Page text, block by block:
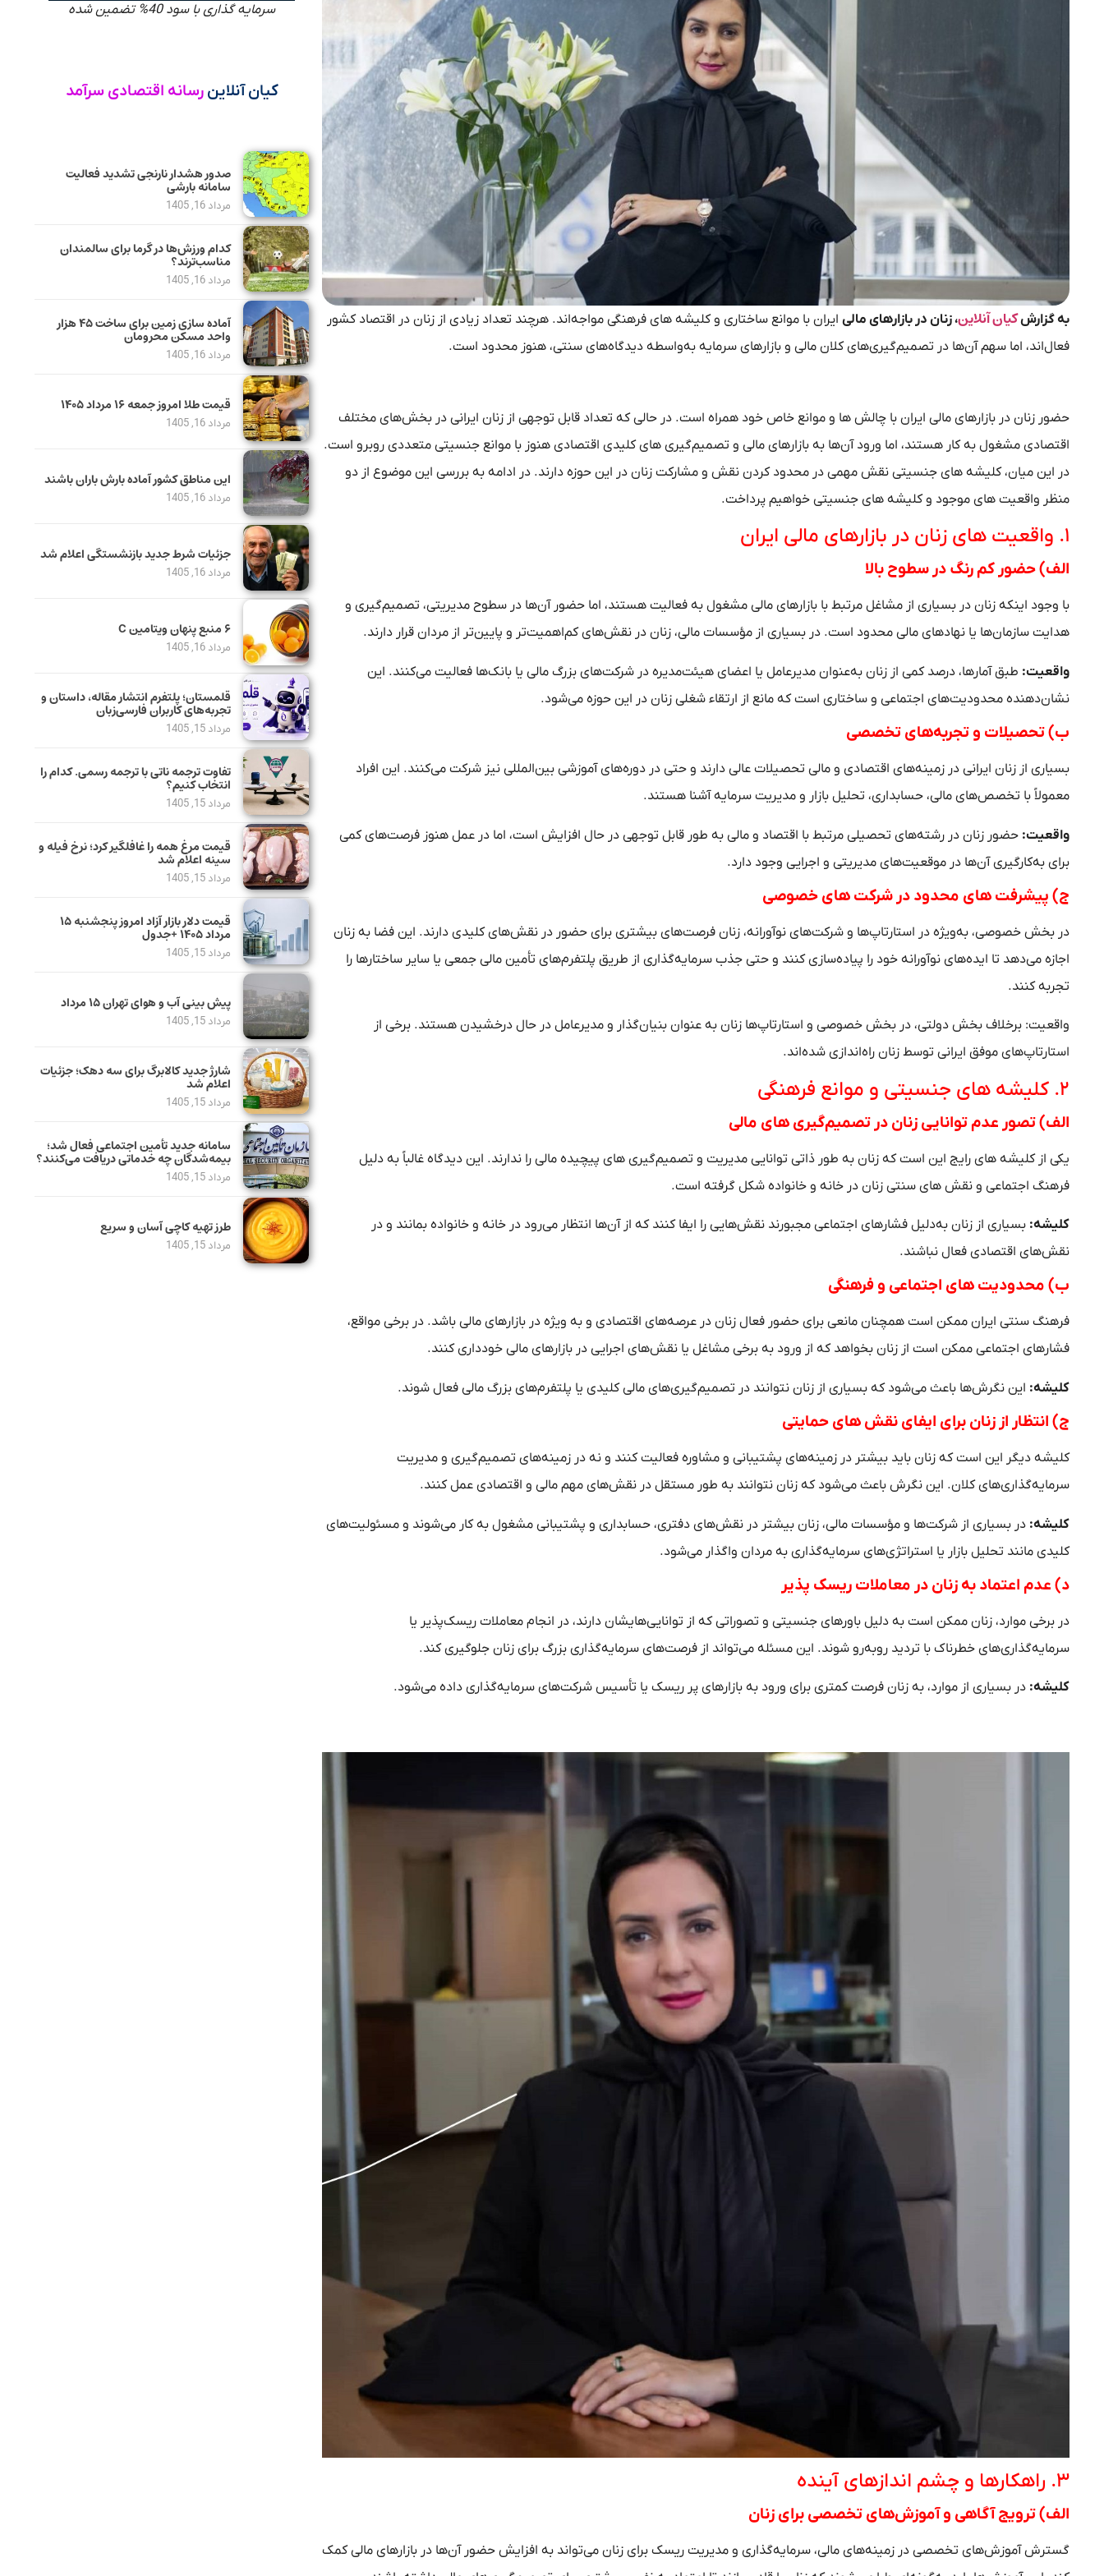
به گزارشکیان آنلاین، زنان در بازارهای مالی ایران با موانع ساختاری و کلیشه‌ های فرهنگی مواجه‌اند. هرچند تعداد زیادی از زنان در اقتصاد کشور
فعال‌اند، اما سهم آن‌ها در تصمیم‌گیری‌های کلان مالی و بازارهای سرمایه به‌واسطه دیدگاه‌های سنتی، هنوز محدود است.
حضور زنان در بازارهای مالی ایران با چالش‌ ها و موانع خاص خود همراه است. در حالی که تعداد قابل توجهی از زنان ایرانی در بخش‌های مختلف
اقتصادی مشغول به کار هستند، اما ورود آن‌ها به بازارهای مالی و تصمیم‌گیری‌ های کلیدی اقتصادی هنوز با موانع جنسیتی متعددی روبرو است.
در این میان، کلیشه‌ های جنسیتی نقش مهمی در محدود کردن نقش و مشارکت زنان در این حوزه دارند. در ادامه به بررسی این موضوع از دو
منظر واقعیت‌ های موجود و کلیشه‌ های جنسیتی خواهیم پرداخت.
۱. واقعیت‌ های زنان در بازارهای مالی ایران
الف) حضور کم‌ رنگ در سطوح بالا
با وجود اینکه زنان در بسیاری از مشاغل مرتبط با بازارهای مالی مشغول به فعالیت هستند، اما حضور آن‌ها در سطوح مدیریتی، تصمیم‌گیری و
هدایت سازمان‌ها یا نهادهای مالی محدود است. در بسیاری از مؤسسات مالی، زنان در نقش‌های کم‌اهمیت‌تر و پایین‌تر از مردان قرار دارند.
واقعیت: طبق آمارها، درصد کمی از زنان به‌عنوان مدیرعامل یا اعضای هیئت‌مدیره در شرکت‌های بزرگ مالی یا بانک‌ها فعالیت می‌کنند. این
نشان‌دهنده محدودیت‌های اجتماعی و ساختاری است که مانع از ارتقاء شغلی زنان در این حوزه می‌شود.
ب) تحصیلات و تجربه‌های تخصصی
بسیاری از زنان ایرانی در زمینه‌های اقتصادی و مالی تحصیلات عالی دارند و حتی در دوره‌های آموزشی بین‌المللی نیز شرکت می‌کنند. این افراد
معمولاً با تخصص‌های مالی، حسابداری، تحلیل بازار و مدیریت سرمایه آشنا هستند.
واقعیت: حضور زنان در رشته‌های تحصیلی مرتبط با اقتصاد و مالی به طور قابل توجهی در حال افزایش است، اما در عمل هنوز فرصت‌های کمی
برای به‌کارگیری آن‌ها در موقعیت‌های مدیریتی و اجرایی وجود دارد.
ج) پیشرفت‌ های محدود در شرکت‌ های خصوصی
در بخش خصوصی، به‌ویژه در استارتاپ‌ها و شرکت‌های نوآورانه، زنان فرصت‌های بیشتری برای حضور در نقش‌های کلیدی دارند. این فضا به زنان
اجازه می‌دهد تا ایده‌های نوآورانه خود را پیاده‌سازی کنند و حتی جذب سرمایه‌گذاری از طریق پلتفرم‌های تأمین مالی جمعی یا سایر ساختارها را
تجربه کنند.
واقعیت: برخلاف بخش دولتی، در بخش خصوصی و استارتاپ‌ها زنان به عنوان بنیان‌گذار و مدیرعامل در حال درخشیدن هستند. برخی از
استارتاپ‌های موفق ایرانی توسط زنان راه‌اندازی شده‌اند.
۲. کلیشه‌ های جنسیتی و موانع فرهنگی
الف) تصور عدم توانایی زنان در تصمیم‌گیری‌ های مالی
یکی از کلیشه‌ های رایج این است که زنان به‌ طور ذاتی توانایی مدیریت و تصمیم‌گیری‌ های پیچیده مالی را ندارند. این دیدگاه غالباً به‌ دلیل
فرهنگ اجتماعی و نقش‌ های سنتی زنان در خانه و خانواده شکل گرفته است.
کلیشه: بسیاری از زنان به‌دلیل فشارهای اجتماعی مجبورند نقش‌هایی را ایفا کنند که از آن‌ها انتظار می‌رود در خانه و خانواده بمانند و در
نقش‌های اقتصادی فعال نباشند.
ب) محدودیت‌ های اجتماعی و فرهنگی
فرهنگ سنتی ایران ممکن است همچنان مانعی برای حضور فعال زنان در عرصه‌های اقتصادی و به ویژه در بازارهای مالی باشد. در برخی مواقع،
فشارهای اجتماعی ممکن است از زنان بخواهد که از ورود به برخی مشاغل یا نقش‌های اجرایی در بازارهای مالی خودداری کنند.
کلیشه: این نگرش‌ها باعث می‌شود که بسیاری از زنان نتوانند در تصمیم‌گیری‌های مالی کلیدی یا پلتفرم‌های بزرگ مالی فعال شوند.
ج) انتظار از زنان برای ایفای نقش‌ های حمایتی
کلیشه دیگر این است که زنان باید بیشتر در زمینه‌های پشتیبانی و مشاوره فعالیت کنند و نه در زمینه‌های تصمیم‌گیری و مدیریت
سرمایه‌گذاری‌های کلان. این نگرش باعث می‌شود که زنان نتوانند به طور مستقل در نقش‌های مهم مالی و اقتصادی عمل کنند.
کلیشه: در بسیاری از شرکت‌ها و مؤسسات مالی، زنان بیشتر در نقش‌های دفتری، حسابداری و پشتیبانی مشغول به کار می‌شوند و مسئولیت‌های
کلیدی مانند تحلیل بازار یا استراتژی‌های سرمایه‌گذاری به مردان واگذار می‌شود.
د) عدم اعتماد به زنان در معاملات ریسک‌ پذیر
در برخی موارد، زنان ممکن است به دلیل باورهای جنسیتی و تصوراتی که از توانایی‌هایشان دارند، در انجام معاملات ریسک‌پذیر یا
سرمایه‌گذاری‌های خطرناک با تردید روبه‌رو شوند. این مسئله می‌تواند از فرصت‌های سرمایه‌گذاری بزرگ برای زنان جلوگیری کند.
کلیشه: در بسیاری از موارد، به زنان فرصت کمتری برای ورود به بازارهای پر ریسک یا تأسیس شرکت‌های سرمایه‌گذاری داده می‌شود.
۳. راهکارها و چشم‌ اندازهای آینده
الف) ترویج آگاهی و آموزش‌های تخصصی برای زنان
گسترش آموزش‌های تخصصی در زمینه‌های مالی، سرمایه‌گذاری و مدیریت ریسک برای زنان می‌تواند به افزایش حضور آن‌ها در بازارهای مالی کمک
سرمایه گذاری با سود 40% تضمین شده
کیان آنلاین رسانه اقتصادی سرآمد
صدور هشدار نارنجی تشدید فعالیت
سامانه بارشی
مرداد 16, 1405
کدام ورزش‌ها در گرما برای سالمندان
مناسب‌ترند؟
مرداد 16, 1405
آماده سازی زمین برای ساخت ۴۵ هزار
واحد مسکن محرومان
مرداد 16, 1405
قیمت طلا امروز جمعه ۱۶ مرداد ۱۴۰۵
مرداد 16, 1405
این مناطق کشور آماده بارش باران باشند
مرداد 16, 1405
جزئیات شرط جدید بازنشستگی اعلام شد
مرداد 16, 1405
۶ منبع پنهان ویتامین C
مرداد 16, 1405
قلمستان؛ پلتفرم انتشار مقاله، داستان و
تجربه‌های کاربران فارسی‌زبان
مرداد 15, 1405
تفاوت ترجمه ناتی با ترجمه رسمی. کدام را
انتخاب کنیم؟
مرداد 15, 1405
قیمت مرغ همه را غافلگیر کرد؛ نرخ فیله و
سینه اعلام شد
مرداد 15, 1405
قیمت دلار بازار آزاد امروز پنجشنبه ۱۵
مرداد ۱۴۰۵ +جدول
مرداد 15, 1405
پیش بینی آب و هوای تهران ۱۵ مرداد
مرداد 15, 1405
شارژ جدید کالابرگ برای سه دهک؛ جزئیات
اعلام شد
مرداد 15, 1405
سامانه جدید تأمین اجتماعی فعال شد؛
بیمه‌شدگان چه خدماتی دریافت می‌کنند؟
مرداد 15, 1405
طرز تهیه کاچی آسان و سریع
مرداد 15, 1405